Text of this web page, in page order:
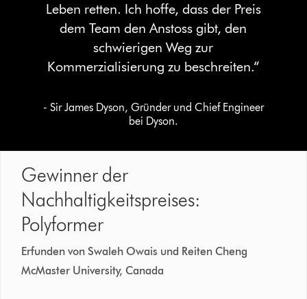
Leben retten. Ich hoffe, dass der Preis
dem Team den Anstoss gibt, den
schwierigen Weg zur
Kommerzialisierung zu beschreiten.“
- Sir James Dyson, Gründer und Chief Engineer
bei Dyson.
Gewinner der
Nachhaltigkeitspreises:
Polyformer
Erfunden von Swaleh Owais und Reiten Cheng
McMaster University, Canada